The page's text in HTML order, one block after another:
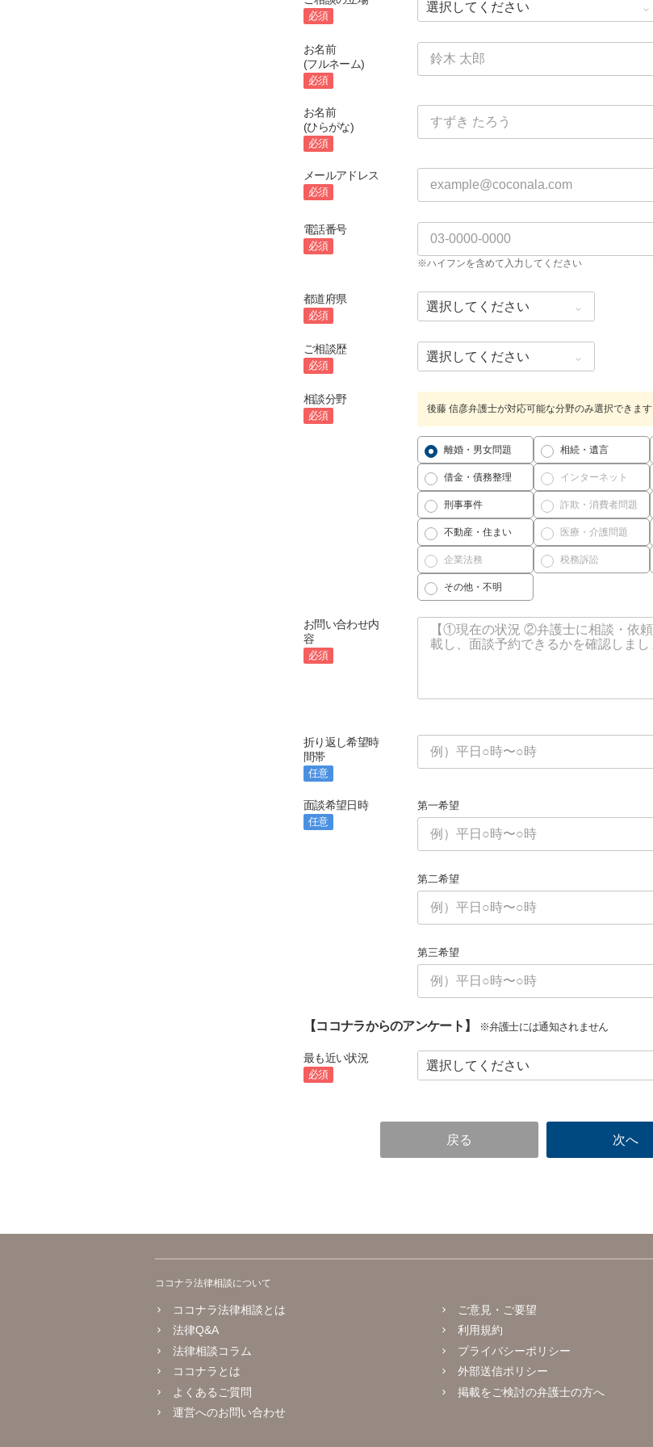
必須
お名前
(フルネーム)
必須
お名前
(ひらがな)
必須
メールアドレス
必須
電話番号
必須
※ハイフンを含めて入力してください
都道府県
必須
ご相談歴
必須
相談分野
必須
後藤 信彦弁護士が対応可能な分野のみ選択できます
離婚・男女問題 相続・遺言
借金・債務整理 インターネット
刑事事件 詐欺・消費者問題
不動産・住まい 医療・介護問題
企業法務 税務訴訟
その他・不明
お問い合わせ内
容
必須
折り返し希望時
間帯
任意
面談希望日時
任意
第一希望
第二希望
第三希望
【ココナラからのアンケート】 ※弁護士には通知されません
最も近い状況
必須
ココナラ法律相談について
ココナラ法律相談とは
法律Q&A
法律相談コラム
ココナラとは
よくあるご質問
運営へのお問い合わせ
ご意見・ご要望
利用規約
プライバシーポリシー
外部送信ポリシー
掲載をご検討の弁護士の方へ